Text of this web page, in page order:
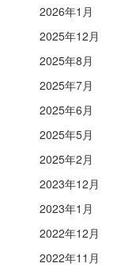
2026年1月
2025年12月
2025年8月
2025年7月
2025年6月
2025年5月
2025年2月
2023年12月
2023年1月
2022年12月
2022年11月